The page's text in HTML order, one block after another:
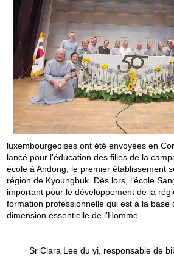
luxembourgeoises ont été envoyées en
lancé pour l’éducation des filles de la
école à Andong, le premier établissement
région de Kyoungbuk. Dès lors, l’école
important pour le développement de la
formation professionnelle qui est à la base
dimension essentielle de l’Homme.
Sr Clara Lee du yi, responsable de